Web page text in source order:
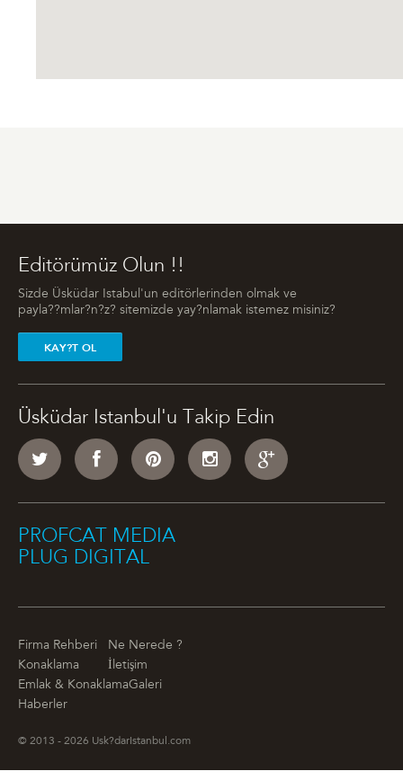
Editörümüz Olun !!
Sizde Üsküdar Istabul'un editörlerinden olmak ve
payla??mlar?n?z? sitemizde yay?nlamak istemez misiniz?
KAY?T OL
Üsküdar Istanbul'u Takip Edin
PROFCAT MEDIA
PLUG DIGITAL
Firma Rehberi
Ne Nerede ?
Konaklama
İletişim
Emlak & KonaklamaGaleri
Haberler
© 2013 - 2026 Usk?darIstanbul.com